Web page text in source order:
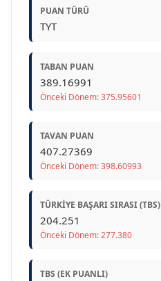
PUAN TÜRÜ
TYT
TABAN PUAN
389.16991
Önceki Dönem: 375.95601
TAVAN PUAN
407.27369
Önceki Dönem: 398.60993
TÜRKIYE BAŞARI SIRASI (TBS)
204.251
Önceki Dönem: 277.380
TBS (EK PUANLI)